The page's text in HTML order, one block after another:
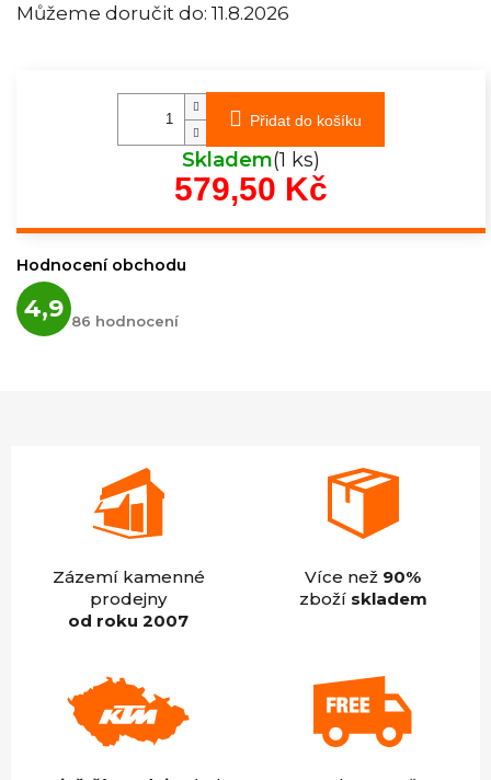
Můžeme doručit do: 11.8.2026
Přidat do košíku
Skladem(1 ks)
579,50 Kč
Hodnocení obchodu
4,9 hodnocení
obchodu
86 hodnocení
Zázemí kamenné
prodejny
od roku 2007
Více než 90%
zboží skladem